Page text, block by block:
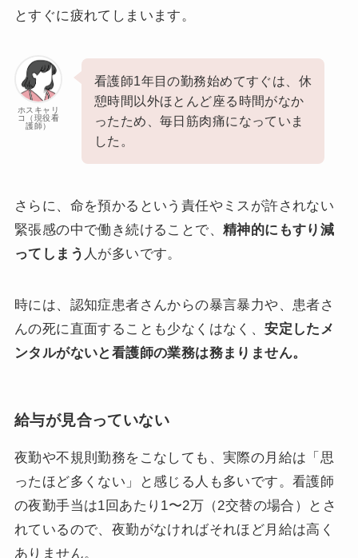
とすぐに疲れてしまいます。
ホスキャリ
コ（現役看
護師）
看護師1年目の勤務始めてすぐは、休
憩時間以外ほとんど座る時間がなか
ったため、毎日筋肉痛になっていま
した。
さらに、命を預かるという責任やミスが許されない
緊張感の中で働き続けることで、 精神的にもすり減
ってしまう 人が多いです。
時には、認知症患者さんからの暴言暴力や、患者さ
んの死に直面することも少なくはなく、安定したメ
ンタルがないと看護師の業務は務まりません。
給与が見合っていない
夜勤や不規則勤務をこなしても、実際の月給は「思
ったほど多くない」と感じる人も多いです。看護師
の夜勤手当は1回あたり1〜2万（2交替の場合）とさ
れているので、夜勤がなければそれほど月給は高く
ありません。